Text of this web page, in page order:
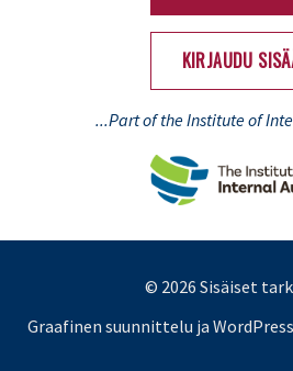
KIRJAUDU
...Part of the Institute of
© 2026 Sisäiset
Graafinen suunnittelu ja